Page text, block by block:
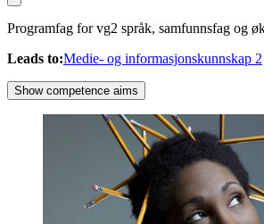
Programfag for vg2 språk, samfunnsfag og
Leads to:Medie- og informasjonskunnskap 2
Show competence aims